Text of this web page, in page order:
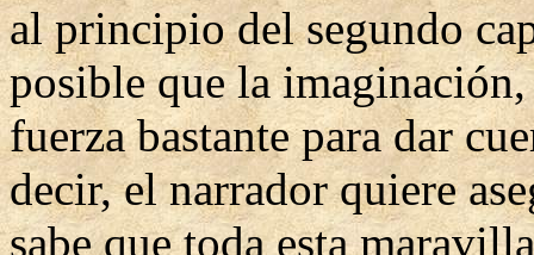
al principio del segundo
posible que la
fuerza bastante para dar
decir, el narrador quiere
sabe que toda esta